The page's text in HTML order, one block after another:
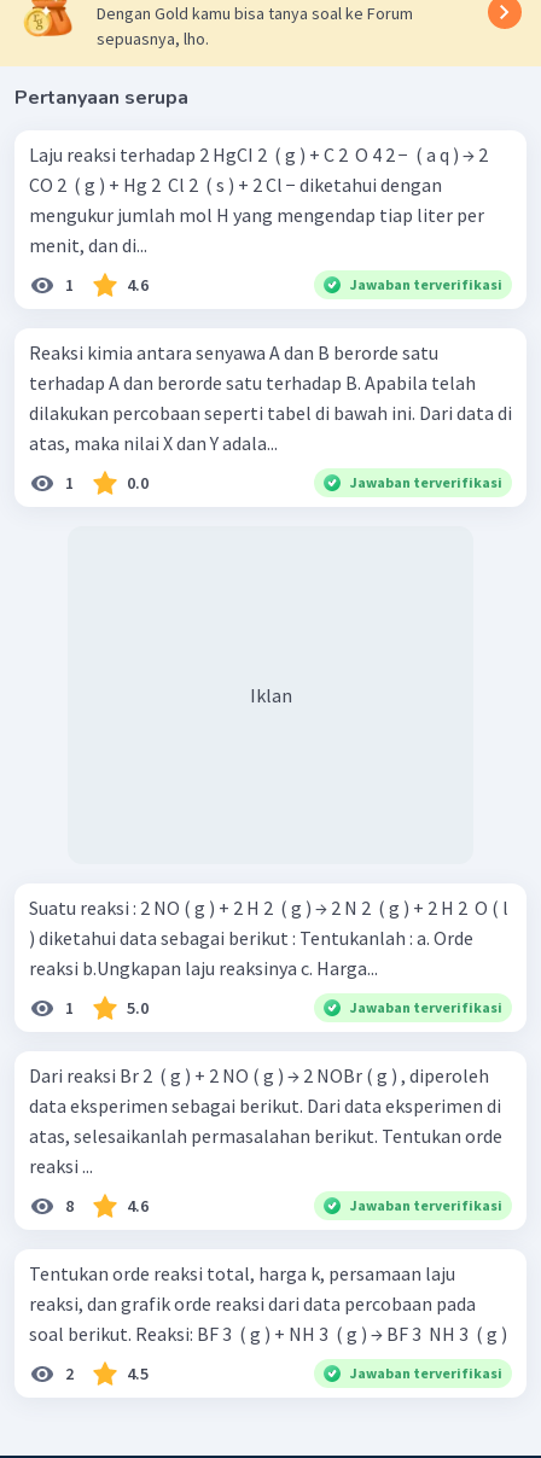
k = 40.000
reaksinya adalah 40.000.
Dengan Gold kamu bisa tanya soal ke Forum
sepuasnya, lho.
Pertanyaan serupa
Laju reaksi terhadap 2 HgCI 2 ​ ( g ) + C 2 ​ O 4 2 − ​ ( a q ) → 2
CO 2 ​ ( g ) + Hg 2 ​ Cl 2 ​ ( s ) + 2 Cl − diketahui dengan
mengukur jumlah mol H yang mengendap tiap liter per
menit, dan di...
1 4.6 Jawaban terverifikasi
Reaksi kimia antara senyawa A dan B berorde satu
terhadap A dan berorde satu terhadap B. Apabila telah
dilakukan percobaan seperti tabel di bawah ini. Dari data di
atas, maka nilai X dan Y adala...
1 0.0 Jawaban terverifikasi
Iklan
Suatu reaksi : 2 NO ( g ) + 2 H 2 ​ ( g ) → 2 N 2 ​ ( g ) + 2 H 2 ​ O ( l
) diketahui data sebagai berikut : Tentukanlah : a. Orde
reaksi b.Ungkapan laju reaksinya c. Harga...
1 5.0 Jawaban terverifikasi
Dari reaksi Br 2 ​ ( g ) + 2 NO ( g ) → 2 NOBr ( g ) , diperoleh
data eksperimen sebagai berikut. Dari data eksperimen di
atas, selesaikanlah permasalahan berikut. Tentukan orde
reaksi ...
8 4.6 Jawaban terverifikasi
Tentukan orde reaksi total, harga k, persamaan laju
reaksi, dan grafik orde reaksi dari data percobaan pada
soal berikut. Reaksi: BF 3 ​ ( g ) + NH 3 ​ ( g ) → BF 3 ​ NH 3 ​ ( g )
2 4.5 Jawaban terverifikasi